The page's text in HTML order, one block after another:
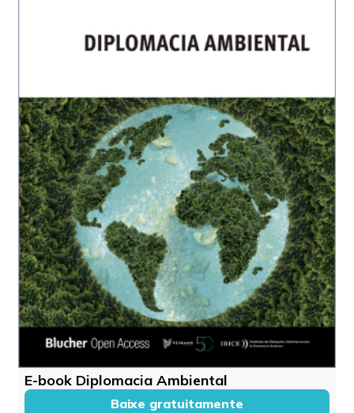
E-book Diplomacia Ambiental
Baixe gratuitamente